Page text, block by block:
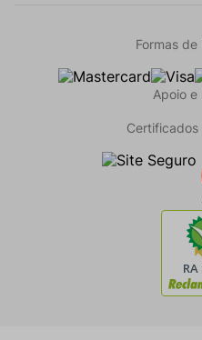
Formas
Apoio e
Certificados